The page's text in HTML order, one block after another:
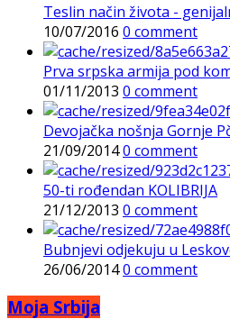
Teslin način života -
10/07/2016 0 comment
Prva srpska armija pod
01/11/2013 0 comment
Devojačka nošnja Gornje
21/09/20140 comment
50-ti rođendan KOLIBRIJA
21/12/2013 0 comment
Bubnjevi odjekuju u
26/06/20140 comment
Moja Srbija